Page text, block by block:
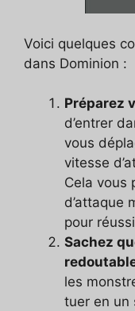
Voici quelques
dans Dominion :
Préparez
d’entrer
vous
vitesse
Cela vous
d’attaque
pour
Sachez
les
tuer en un